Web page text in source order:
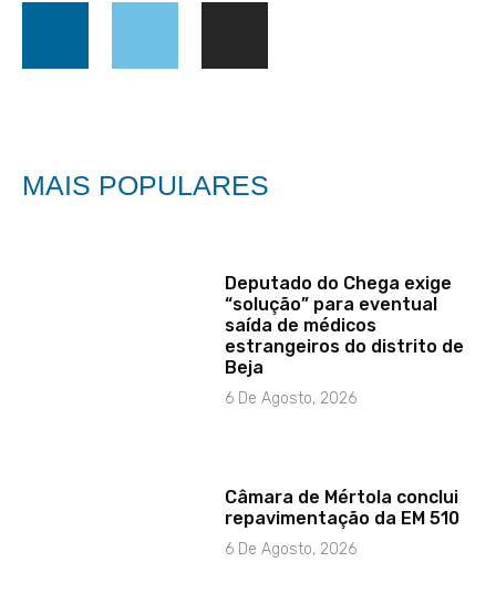
MAIS POPULARES
Deputado do Chega exige
“solução” para eventual
saída de médicos
estrangeiros do distrito de
Beja
6 De Agosto, 2026
Câmara de Mértola conclui
repavimentação da EM 510
6 De Agosto, 2026